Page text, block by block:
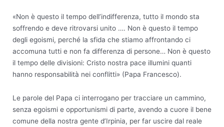
«Non è questo il tempo dell’indifferenza, tutto il mondo sta
soffrendo e deve ritrovarsi unito …. Non è questo il tempo
degli egoismi, perché la sfida che stiamo affrontando ci
accomuna tutti e non fa differenza di persone… Non è questo
il tempo delle divisioni: Cristo nostra pace illumini quanti
hanno responsabilità nei conflitti» (Papa Francesco).
Le parole del Papa ci interrogano per tracciare un cammino,
senza egoismi e opportunismi di parte, avendo a cuore il bene
comune della nostra gente d’Irpinia, per far uscire dal reale